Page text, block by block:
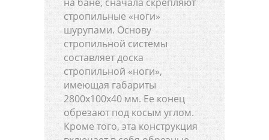
стропильные «ноги»
шурупами. Основу
стропильной системы
составляет доска
стропильной «ноги»,
имеющая габариты
2800x100x40 мм. Ее конец
обрезают под косым углом.
Кроме того, эта конструкция